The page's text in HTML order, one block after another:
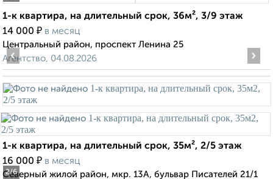
1-к квартира, на длительный срок, 36м², 3/9 этаж
14 000 ₽ в месяц
Центральный район, проспект Ленина 25
Агентство, 04.08.2026
2/6
‹ ›
1-к квартира, на длительный срок, 35м², 2/5 этаж
16 000 ₽ в месяц
Северный жилой район, мкр. 13А, бульвар Писателей 21/1